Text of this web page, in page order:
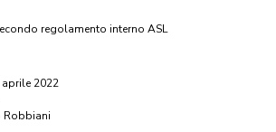
regolamento interno ASL
aprile 2022
Robbiani